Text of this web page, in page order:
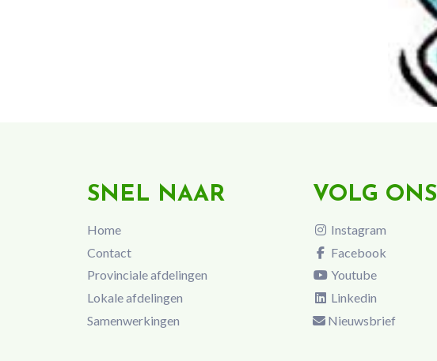
SNEL NAAR
Home
Contact
Provinciale afdelingen
Lokale afdelingen
Samenwerkingen
VOLG ONS
Instagram
Facebook
Youtube
Linkedin
Nieuwsbrief